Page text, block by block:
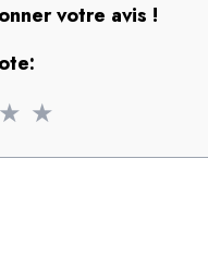
votre avis !
★ ★